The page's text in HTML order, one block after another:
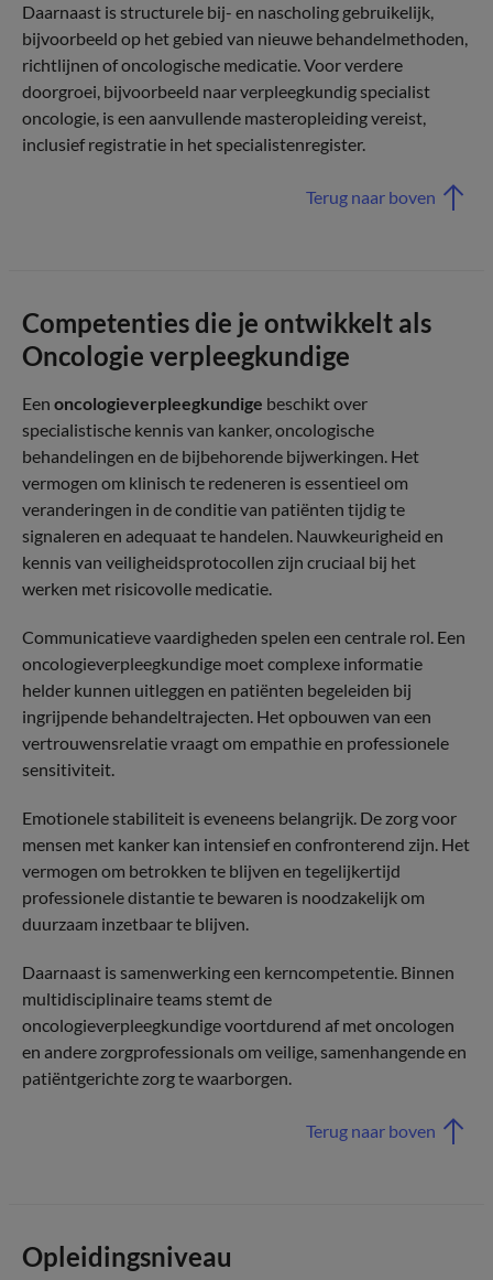
Daarnaast is structurele bij- en nascholing gebruikelijk,
bijvoorbeeld op het gebied van nieuwe behandelmethoden,
richtlijnen of oncologische medicatie. Voor verdere
doorgroei, bijvoorbeeld naar verpleegkundig specialist
oncologie, is een aanvullende masteropleiding vereist,
inclusief registratie in het specialistenregister.
Terug naar boven
Competenties die je ontwikkelt als
Oncologie verpleegkundige
Een oncologieverpleegkundige beschikt over
specialistische kennis van kanker, oncologische
behandelingen en de bijbehorende bijwerkingen. Het
vermogen om klinisch te redeneren is essentieel om
veranderingen in de conditie van patiënten tijdig te
signaleren en adequaat te handelen. Nauwkeurigheid en
kennis van veiligheidsprotocollen zijn cruciaal bij het
werken met risicovolle medicatie.
Communicatieve vaardigheden spelen een centrale rol. Een
oncologieverpleegkundige moet complexe informatie
helder kunnen uitleggen en patiënten begeleiden bij
ingrijpende behandeltrajecten. Het opbouwen van een
vertrouwensrelatie vraagt om empathie en professionele
sensitiviteit.
Emotionele stabiliteit is eveneens belangrijk. De zorg voor
mensen met kanker kan intensief en confronterend zijn. Het
vermogen om betrokken te blijven en tegelijkertijd
professionele distantie te bewaren is noodzakelijk om
duurzaam inzetbaar te blijven.
Daarnaast is samenwerking een kerncompetentie. Binnen
multidisciplinaire teams stemt de
oncologieverpleegkundige voortdurend af met oncologen
en andere zorgprofessionals om veilige, samenhangende en
patiëntgerichte zorg te waarborgen.
Terug naar boven
Opleidingsniveau